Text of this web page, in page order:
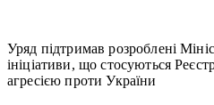
Уряд підтримав розроблені
ініціативи, що стосуються
агресією проти України